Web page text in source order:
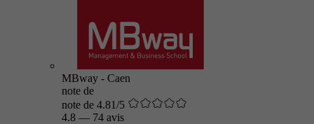
MBway - Caen
note de
note de 4.81/5
4.8 — 74 avis